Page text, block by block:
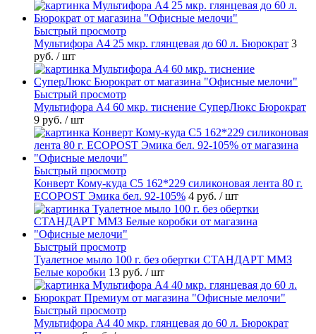
Быстрый просмотр
Мультифора А4 25 мкр. глянцевая до 60 л. Бюрократ 3
руб. / шт
Быстрый просмотр
Мультифора А4 60 мкр. тиснение СуперЛюкс Бюрократ
9 руб. / шт
Быстрый просмотр
Конверт Кому-куда С5 162*229 силиконовая лента 80 г.
ECOPOST Эмика бел. 92-105% 4 руб. / шт
Быстрый просмотр
Туалетное мыло 100 г. без обертки СТАНДАРТ ММЗ
Белые коробки 13 руб. / шт
Быстрый просмотр
Мультифора А4 40 мкр. глянцевая до 60 л. Бюрократ